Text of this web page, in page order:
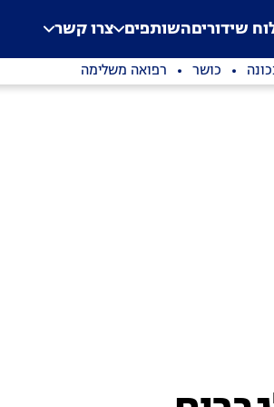
. שידוריםהשותפים צרו קשר
כושר רפואה משלימה